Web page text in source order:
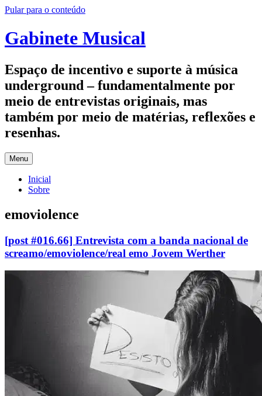
Pular para o conteúdo
Gabinete Musical
Espaço de incentivo e suporte à música
underground – fundamentalmente por
meio de entrevistas originais, mas
também por meio de matérias, reflexões e
resenhas.
Menu
Inicial
Sobre
emoviolence
[post #016.66] Entrevista com a banda nacional de
screamo/emoviolence/real emo Jovem Werther